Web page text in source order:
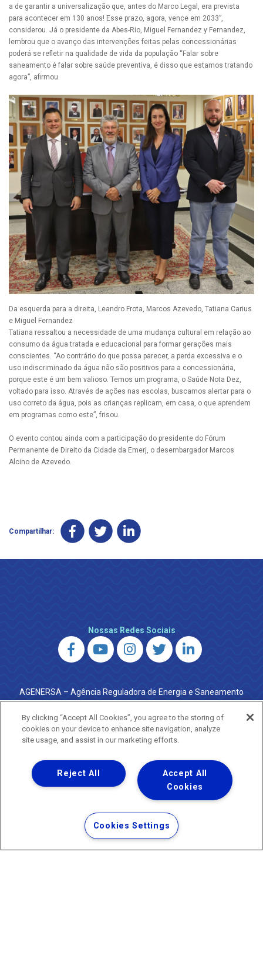
a de garantir a universalização que, antes do Marco Legal, era prevista
para acontecer em 130 anos! Esse prazo, agora, vence em 2033”,
considerou. Já o presidente da Abes-Rio, Miguel Fernandez y Fernandez,
lembrou que o avanço das intervenções feitas pelas concessionárias
poderá se refletir na qualidade de vida da população “Falar sobre
saneamento é falar sobre saúde preventiva, é disso que estamos tratando
agora”, afirmou.
Da esquerda para a direita, Leandro Frota, Marcos Azevedo, Tatiana Carius
e Miguel Fernandez
Tatiana ressaltou a necessidade de uma mudança cultural em relação ao
consumo da água tratada e educacional para formar gerações mais
conscientes. “Ao contrário do que possa parecer, a perda excessiva e o
uso indiscriminado da água não são positivos para a concessionária,
porque este é um bem valioso. Temos um programa, o Saúde Nota Dez,
voltado para isso. Através de ações nas escolas, buscamos alertar para o
uso correto da água, pois as crianças replicam, em casa, o que aprendem
em programas como este”, frisou.
O evento contou ainda com a participação do presidente do Fórum
Permanente de Direito da Cidade da Emerj, o desembargador Marcos
Alcino de Azevedo.
Compartilhar:
Nossas Redes Sociais
AGENERSA – Agência Reguladora de Energia e Saneamento
do Estado do Rio de Janeiro
0800 024 9040 · (21) 2332-6457 (WhatsApp) ·
ouvidoria@agenersa.rj.gov.br/ouvidoria.agenersa@gmail.com
·http://www.agenersa.rj.gov.br
Uma empresa
Copyright ® 2026 - Todos os Direitos Reservados.
Termos Gerais de Uso de Sites e Aplicativos
Política de Privacidade e Proteção de Dados
By clicking “Accept All Cookies”, you agree to the storing of
cookies on your device to enhance site navigation, analyze
site usage, and assist in our marketing efforts.
Accept All
Cookies
Reject All
Cookies Settings